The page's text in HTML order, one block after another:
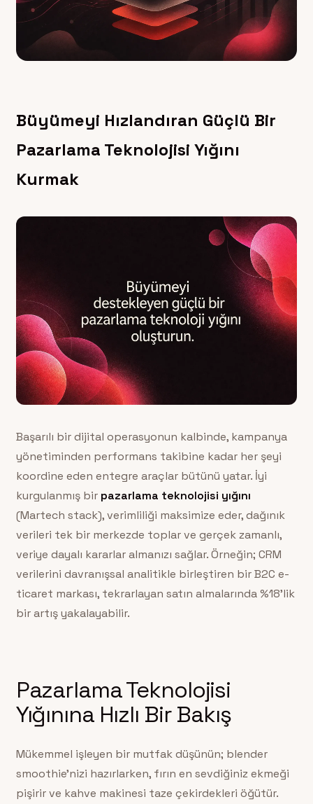
Büyümeyi Hızlandıran Güçlü Bir
Pazarlama Teknolojisi Yığını
Kurmak
Başarılı bir dijital operasyonun kalbinde, kampanya
yönetiminden performans takibine kadar her şeyi
koordine eden entegre araçlar bütünü yatar. İyi
kurgulanmış bir pazarlama teknolojisi yığını
(Martech stack), verimliliği maksimize eder, dağınık
verileri tek bir merkezde toplar ve gerçek zamanlı,
veriye dayalı kararlar almanızı sağlar. Örneğin; CRM
verilerini davranışsal analitikle birleştiren bir B2C e-
ticaret markası, tekrarlayan satın almalarında %18’lik
bir artış yakalayabilir.
Pazarlama Teknolojisi
Yığınına Hızlı Bir Bakış
Mükemmel işleyen bir mutfak düşünün; blender
smoothie’nizi hazırlarken, fırın en sevdiğiniz ekmeği
pişirir ve kahve makinesi taze çekirdekleri öğütür.